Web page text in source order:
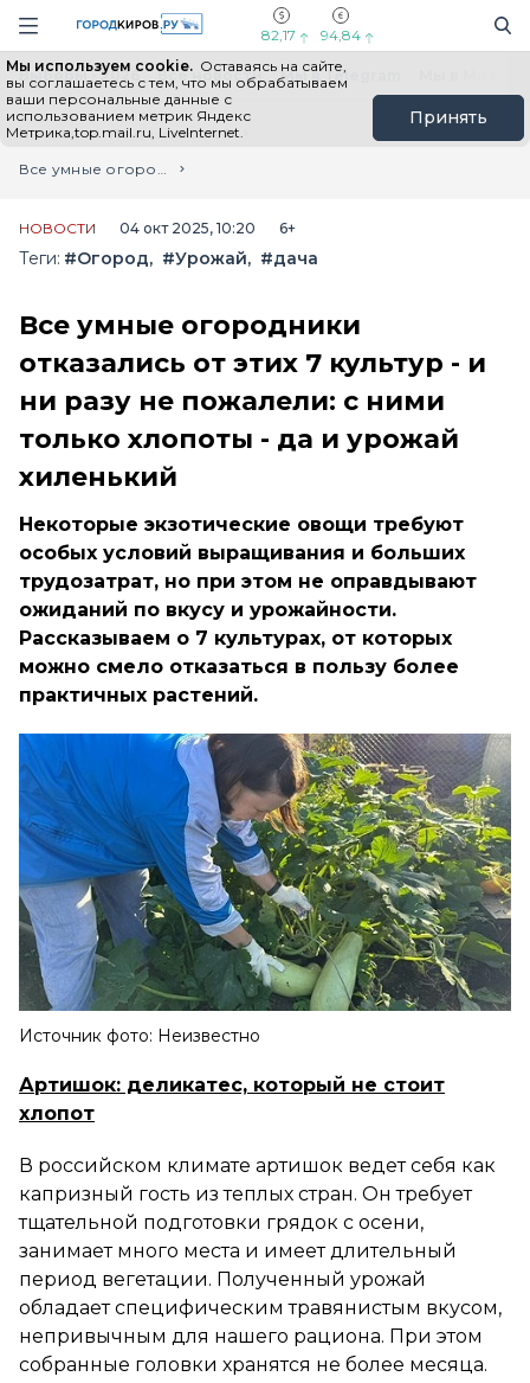
Навигация сайта
82,17 94,84
Мы используем cookie. Оставаясь на сайте,
вы соглашаетесь с тем, что мы обрабатываем
ваши персональные данные с
использованием метрик Яндекс
Метрика,top.mail.ru, LiveInternet.
Принять
Выборы - 2026 Все новости Мы в Telegram
Главная
Лента новостей
Все умные огородники отказались от этих 7 культур - и ни разу не пожалели: с ними только хлопоты - да и урожай хиленький
НОВОСТИ 04 окт 2025, 10:20 6+
Теги: #Огород #Урожай #дача
Все умные огородники
отказались от этих 7 культур - и
ни разу не пожалели: с ними
только хлопоты - да и урожай
хиленький
Некоторые экзотические овощи требуют
особых условий выращивания и больших
трудозатрат, но при этом не оправдывают
ожиданий по вкусу и урожайности.
Рассказываем о 7 культурах, от которых
можно смело отказаться в пользу более
практичных растений.
Источник фото: Неизвестно
Артишок: деликатес, который не стоит
хлопот
В российском климате артишок ведет себя как
капризный гость из теплых стран. Он требует
тщательной подготовки грядок с осени,
занимает много места и имеет длительный
период вегетации. Полученный урожай
обладает специфическим травянистым вкусом,
непривычным для нашего рациона. При этом
собранные головки хранятся не более месяца.